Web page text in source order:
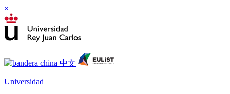
×
Universidad